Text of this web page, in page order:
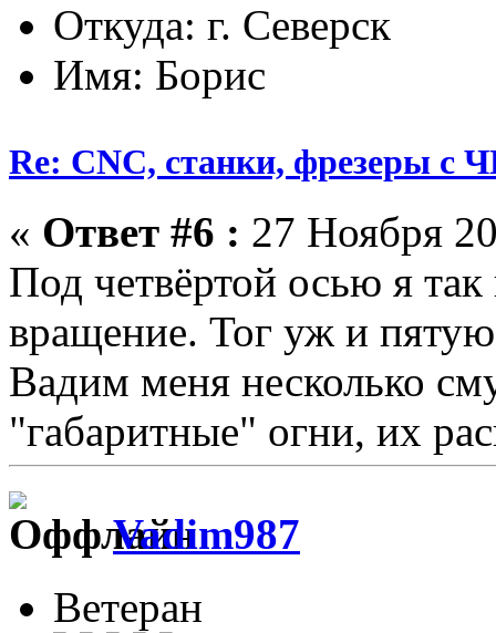
Откуда: г. Северск
Имя: Борис
Re: CNC, станки, фрезеры с
« Ответ #6 : 27 Ноября
Под четвёртой осью я
вращение. Тог уж и
Вадим меня несколько
"габаритные" огни, их
Vadim987
Ветеран